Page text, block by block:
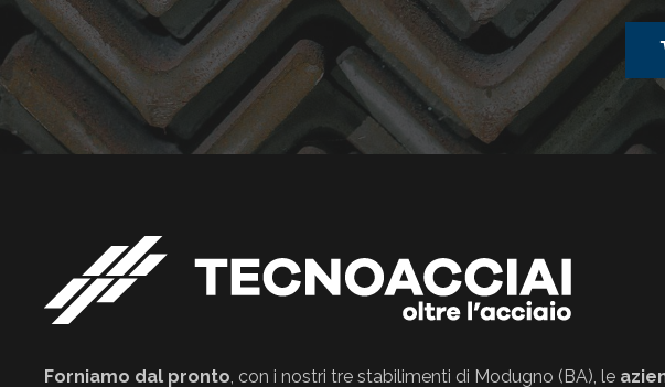
Forniamo dal pronto, con i nostri tre stabilimenti di Modugno (BA), le